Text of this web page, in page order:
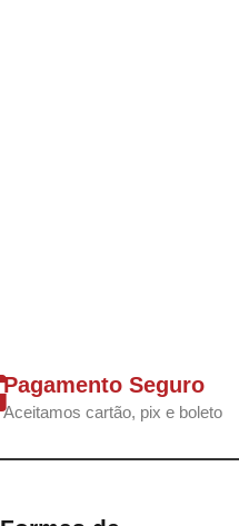
Pagamento Seguro
Aceitamos cartão, pix e boleto